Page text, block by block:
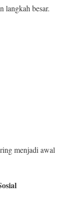
langkah besar.
menjadi awal